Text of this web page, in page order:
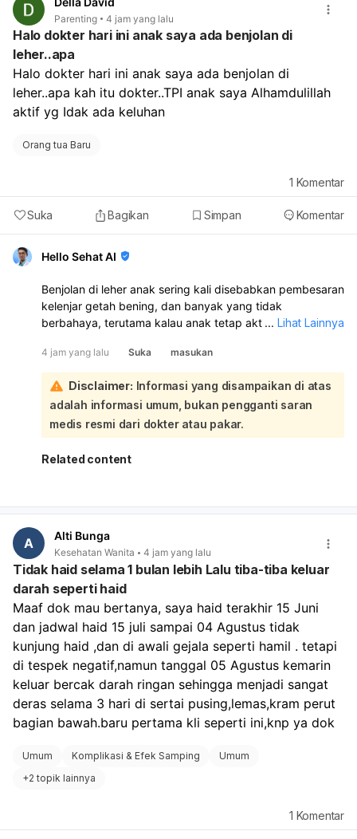
Parenting 4 jam yang lalu
Halo dokter hari ini anak saya ada benjolan di
leher..apa
Halo dokter hari ini anak saya ada benjolan di
leher..apa kah itu dokter..TPI anak saya Alhamdulillah
aktif yg Idak ada keluhan
Orang tua Baru
Suka Bagikan Simpan Komentar
1 Komentar
Hello Sehat AI
Benjolan di leher anak sering kali disebabkan pembesaran
kelenjar getah bening, dan banyak yang tidak
berbahaya, terutama kalau anak tetap aktif dan tidak ada
macam, seperti infeksi virus/bakteri, masalah gigi, alergi,
gondongan, gangguan tiroid, atau lebih jarang kondisi
yang serius:
Sebaiknya anak diperiksa ke dokter untuk memastikan
penyebab benjolan dan apakah perlu pengobatan.
Segera bawa ke IGD bila benjolan cepat membesar, anak
sesak napas, atau demam tinggi.
... Lihat Lainnya
4 jam yang lalu Suka masukan
Disclaimer: Informasi yang disampaikan di atas
adalah informasi umum, bukan pengganti saran
medis resmi dari dokter atau pakar.
Related content
A Alti Bunga
Kesehatan Wanita 4 jam yang lalu
Tidak haid selama 1 bulan lebih Lalu tiba-tiba keluar
darah seperti haid
Maaf dok mau bertanya, saya haid terakhir 15 Juni
dan jadwal haid 15 juli sampai 04 Agustus tidak
kunjung haid ,dan di awali gejala seperti hamil . tetapi
di tespek negatif,namun tanggal 05 Agustus kemarin
keluar bercak darah ringan sehingga menjadi sangat
deras selama 3 hari di sertai pusing,lemas,kram perut
bagian bawah.baru pertama kli seperti ini,knp ya dok
Umum Komplikasi & Efek Samping
Umum
+2 topik lainnya
1 Komentar